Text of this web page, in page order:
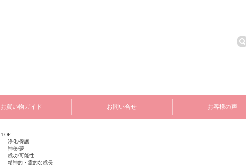
お買い物ガイド お問い合せ お客様の声
TOP
浄化/保護
神秘/夢
成功/可能性
精神的・霊的な成長